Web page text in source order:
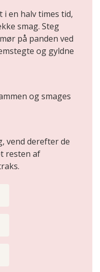
en halv times tid,
smag. Steg
på panden ved
og gyldne
og smages
vend derefter de
resten af